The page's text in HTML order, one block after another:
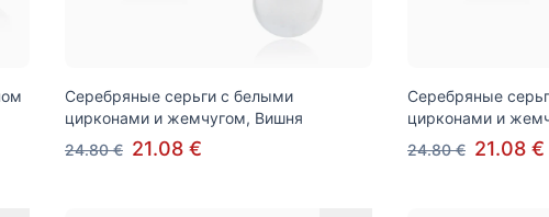
Серебряные серьги с белыми
цирконами и жемчугом, Вишня
24.80 € 21.08 €
Серебряные
цирконами и
24.80 € 21.08 €